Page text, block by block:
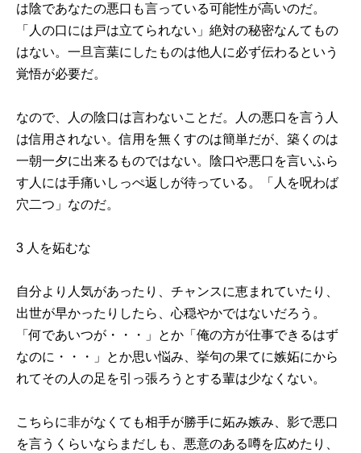
は陰であなたの悪口も言っている可能性が高いのだ。
「人の口には戸は立てられない」絶対の秘密なんてもの
はない。一旦言葉にしたものは他人に必ず伝わるという
覚悟が必要だ。
なので、人の陰口は言わないことだ。人の悪口を言う人
は信用されない。信用を無くすのは簡単だが、築くのは
一朝一夕に出来るものではない。陰口や悪口を言いふら
す人には手痛いしっぺ返しが待っている。「人を呪わば
穴二つ」なのだ。
3 人を妬むな
自分より人気があったり、チャンスに恵まれていたり、
出世が早かったりしたら、心穏やかではないだろう。
「何であいつが・・・」とか「俺の方が仕事できるはず
なのに・・・」とか思い悩み、挙句の果てに嫉妬にから
れてその人の足を引っ張ろうとする輩は少なくない。
こちらに非がなくても相手が勝手に妬み嫉み、影で悪口
を言うくらいならまだしも、悪意のある噂を広めたり、